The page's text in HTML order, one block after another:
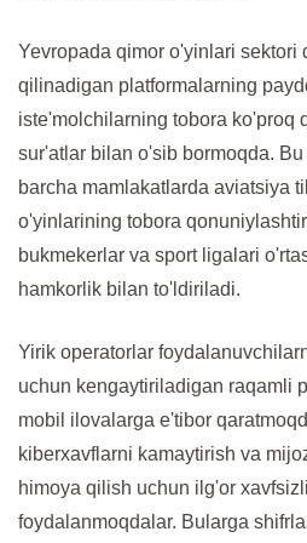
Yevropada qimor o'yinlari sektori
qilinadigan platformalarning
iste'molchilarning tobora ko'proq
sur'atlar bilan o'sib bormoqda.
barcha mamlakatlarda aviatsiya
o'yinlarining tobora
bukmekerlar va sport ligalari
hamkorlik bilan to'ldiriladi.
Yirik operatorlar
uchun kengaytiriladigan raqamli
mobil ilovalarga e'tibor
kiberxavflarni kamaytirish va
himoya qilish uchun ilg'or
foydalanmoqdalar. Bularga